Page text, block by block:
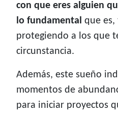
con que eres alguien
lo fundamental que es,
protegiendo a los que
circunstancia.
Además, este sueño
momentos de
para iniciar proyectos